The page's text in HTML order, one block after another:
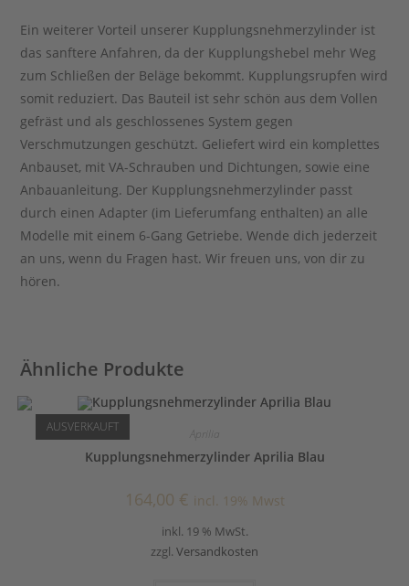
Ein weiterer Vorteil unserer Kupplungsnehmerzylinder ist
das sanftere Anfahren, da der Kupplungshebel mehr Weg
zum Schließen der Beläge bekommt. Kupplungsrupfen wird
somit reduziert. Das Bauteil ist sehr schön aus dem Vollen
gefräst und als geschlossenes System gegen
Verschmutzungen geschützt. Geliefert wird ein komplettes
Anbauset, mit VA-Schrauben und Dichtungen, sowie eine
Anbauanleitung. Der Kupplungsnehmerzylinder passt
durch einen Adapter (im Lieferumfang enthalten) an alle
Modelle mit einem 6-Gang Getriebe. Wende dich jederzeit
an uns, wenn du Fragen hast. Wir freuen uns, von dir zu
hören.
Ähnliche Produkte
AUSVERKAUFT Aprilia
Kupplungsnehmerzylinder Aprilia Blau
164,00 € incl. 19% Mwst
inkl. 19 % MwSt.
zzgl. Versandkosten